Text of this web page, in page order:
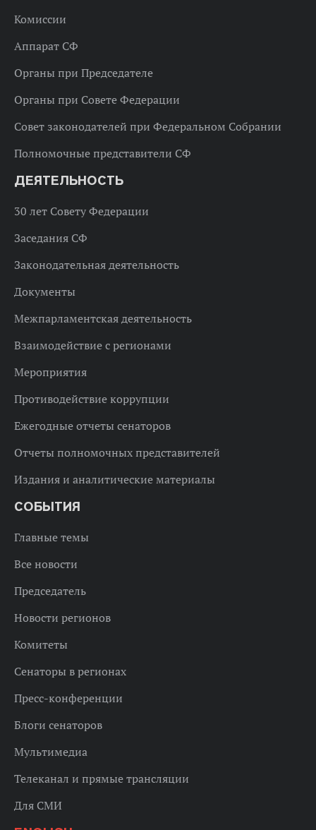
Комиссии
Аппарат СФ
Органы при Председателе
Органы при Совете Федерации
Совет законодателей при Федеральном Собрании
Полномочные представители СФ
ДЕЯТЕЛЬНОСТЬ
30 лет Совету Федерации
Заседания СФ
Законодательная деятельность
Документы
Межпарламентская деятельность
Взаимодействие с регионами
Мероприятия
Противодействие коррупции
Ежегодные отчеты сенаторов
Отчеты полномочных представителей
Издания и аналитические материалы
СОБЫТИЯ
Главные темы
Все новости
Председатель
Новости регионов
Комитеты
Сенаторы в регионах
Пресс-конференции
Блоги сенаторов
Мультимедиа
Телеканал и прямые трансляции
Для СМИ